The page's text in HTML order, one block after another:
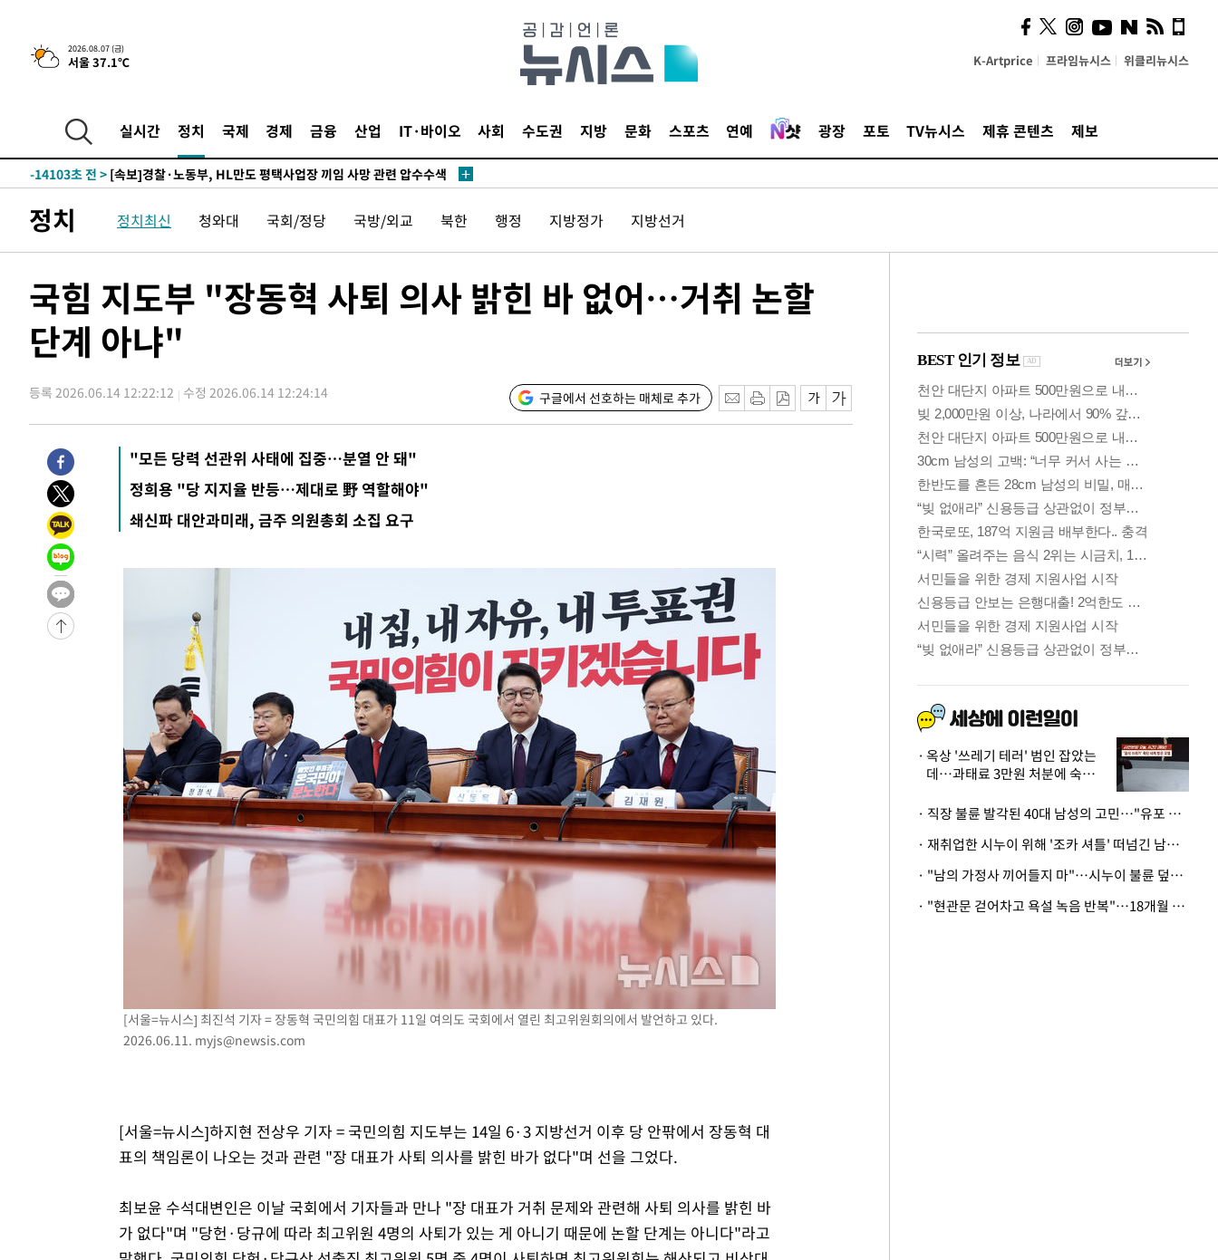
2026.08.07 (금)
서울 37.1℃ K-Artprice 프라임뉴시스 위클리뉴시스
실시간 정치 국제 경제 금융 산업 IT·바이오 사회 수도권 지방 문화 스포츠 연예 광장 포토 TV뉴시스 제휴 콘텐츠 제보
-20546초 전 >[속보]종합특검, '관저이전 봐주기 감사' 유병호 구속기소
-15590초 전 >
"미 전국적 살모네라 식중독 원인은 멕시코산 할라피뇨"-- CDC
-14103초 전 >[속보]경찰·노동부, HL만도 평택사업장 끼임 사망 관련 압수수색
-13984초 전 > [속보]합수본, '투표율 허위 입력' 중앙·서울·경기도 선관위 등 9곳
-13739초 전 >
-13535초 전 >
[속보]삼성전자·SK하이닉스 동반 강보합…1%대 상승 출발
-13521초 전 >[속보]코스닥, 5.95포인트(0.74%) 상승한 807.62개장
-13489초 전 >
[속보]코스피, 6300선 재탈환…1.09% 오른 6365.07 개장
-10654초 전 >시리아 다마스쿠스 교외에서 미니버스 폭발.. 14명 부상, 3명은 중
태
-9952초 전 >
입추에도 극한더위…서울 낮 39도 '폭염중대경보'
-4916초 전 >
이란, 호르무즈서 "적국 목표물들"과 대치로 남부 케슘섬에서 두차
효
[속보]트럼프, 美 원정출산 금지 행정명령 서명
-31857초 전 >
[속보]규제합리화위원회 부위원장에 김태유 서울대 공대 교수…이
병태 후임
-28215초 전 >
[속보]국힘 윤리위, '돌려차기 발언' 진종오·서범수 징계 절차 개시
-23540초 전 >
[속보] 7월 중국 수출 23.9%↑ 수입 27.5%↑…무역총액
25.3%↑
-20700초 전 >
[속보]'채상병 순직 책임' 임성근, 항소심도 징역 3년
-20566초 전 >
-17166초 전 >
-16416초 전 >
[속보]'300억원대 사기 혐의' 차가원 대표 구속 송치
-15610초 전 >
"미 전국적 살모네라 식중독 원인은 멕시코산 할라피뇨"-- CDC
[속보]경찰·노동부, HL만도 평택사업장 끼임 사망 관련 압수수색
[속보]합수본, '투표율 허위 입력' 중앙·서울·경기도 선관위 등 9곳
[속보]원·달러 환율, 오전 9시 1423.8원
[속보]삼성전자·SK하이닉스 동반 강보합…1%대 상승 출발
[속보]코스닥, 5.95포인트(0.74%) 상승한 807.62개장
[속보]코스피, 6300선 재탈환…1.09% 오른 6365.07 개장
시리아 다마스쿠스 교외에서 미니버스 폭발.. 14명 부상, 3명은 중
입추에도 극한더위…서울 낮 39도 '폭염중대경보'
이란, 호르무즈서 "적국 목표물들"과 대치로 남부 케슘섬에서 두차
[속보]美, 폴리실리콘 수입 규제…파생제품 15% 관세, 120일 후 발
[속보]트럼프, 美 원정출산 금지 행정명령 서명
[속보] 뉴욕증시, 일제 하락 마감…나스닥 0.06%↓
정치 정치최신 청와대 국회/정당 국방/외교 북한 행정 지방정가 지방선거
국힘 지도부 "장동혁 사퇴 의사 밝힌 바 없어…거취 논할
단계 아냐"
등록 2026.06.14 12:22:12 수정 2026.06.14 12:24:14 구글에서 선호하는 매체로 추가
"모든 당력 선관위 사태에 집중…분열 안 돼"
정희용 "당 지지율 반등…제대로 野 역할해야"
쇄신파 대안과미래, 금주 의원총회 소집 요구
[서울=뉴시스] 최진석 기자 = 장동혁 국민의힘 대표가 11일 여의도 국회에서 열린 최고위원회의에서 발언하고 있다.
2026.06.11. myjs@newsis.com
[서울=뉴시스]하지현 전상우 기자 = 국민의힘 지도부는 14일 6·3 지방선거 이후 당 안팎에서 장동혁 대
표의 책임론이 나오는 것과 관련 "장 대표가 사퇴 의사를 밝힌 바가 없다"며 선을 그었다.
최보윤 수석대변인은 이날 국회에서 기자들과 만나 "장 대표가 거취 문제와 관련해 사퇴 의사를 밝힌 바
가 없다"며 "당헌·당규에 따라 최고위원 4명의 사퇴가 있는 게 아니기 때문에 논할 단계는 아니다"라고
시, 스마트폰 액세서리에
NFC 더했다
옥상 '쓰레기 테러' 범인 잡았는
데…과태료 3만원 처분에 숙박업
· 직장 불륜 발각된 40대 남성의 고민…"유포 동료 명예훼손·협박죄 고소 가능할까"
· 재취업한 시누이 위해 '조카 셔틀' 떠넘긴 남편…아내 "난 못한다"
· "남의 가정사 끼어들지 마"…시누이 불륜 덮으려는 남편에 억울한 아내
· "현관문 걷어차고 욕설 녹음 반복"…18개월 아기 키우는 집 뒤흔든 '앞집의 비극'